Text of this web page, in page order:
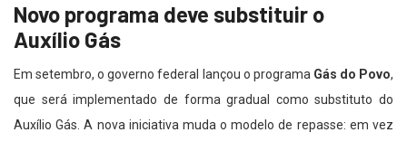
Novo programa deve substituir o
Auxílio Gás
Em setembro, o governo federal lançou o programa Gás do Povo,
que será implementado de forma gradual como substituto do
Auxílio Gás. A nova iniciativa muda o modelo de repasse: em vez